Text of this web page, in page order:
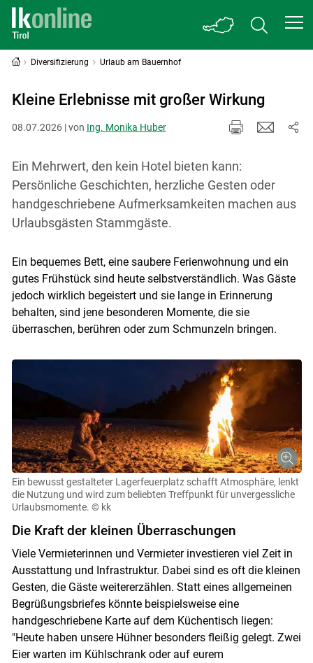
Diversifizierung Urlaub am Bauernhof
Kleine Erlebnisse mit großer Wirkung
08.07.2026 | von Ing. Monika Huber
Ein Mehrwert, den kein Hotel bieten kann:
Persönliche Geschichten, herzliche Gesten oder
handgeschriebene Aufmerksamkeiten machen aus
Urlaubsgästen Stammgäste.
Ein bequemes Bett, eine saubere Ferienwohnung und ein
gutes Frühstück sind heute selbstverständlich. Was Gäste
jedoch wirklich begeistert und sie lange in Erinnerung
behalten, sind jene besonderen Momente, die sie
überraschen, berühren oder zum Schmunzeln bringen.
Ein bewusst gestalteter Lagerfeuerplatz schafft Atmosphäre, lenkt
die Nutzung und wird zum beliebten Treffpunkt für unvergessliche
Urlaubsmomente. © kk
Die Kraft der kleinen Überraschungen
Viele Vermieterinnen und Vermieter investieren viel Zeit in
Ausstattung und Infrastruktur. Dabei sind es oft die kleinen
Gesten, die Gäste weitererzählen. Statt eines allgemeinen
Begrüßungsbriefes könnte beispielsweise eine
handgeschriebene Karte auf dem Küchentisch liegen:
"Heute haben unsere Hühner besonders fleißig gelegt. Zwei
Eier warten im Kühlschrank oder auf eurem